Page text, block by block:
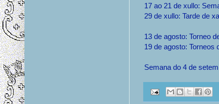
17 ao 21 de xullo:
29 de xullo: Tarde de
13 de agosto: Torneo
19 de agosto: Torneos
Semana do 4 de